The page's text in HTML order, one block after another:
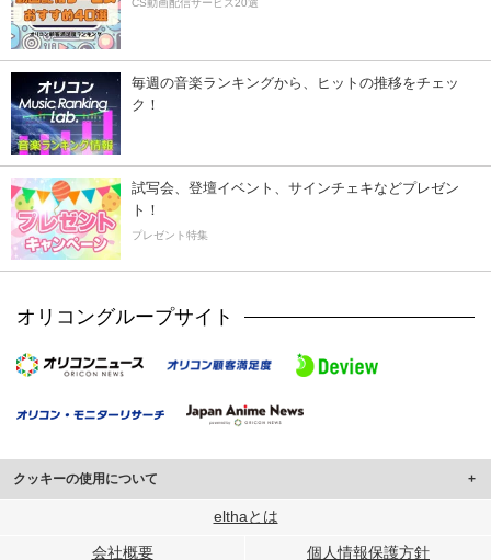
CS動画配信サービス20選
毎週の音楽ランキングから、ヒットの推移をチェッ
ク！
試写会、登壇イベント、サインチェキなどプレゼン
ト！
プレゼント特集
オリコングループサイト
クッキーの使用について
このサイトでは Cookie を使用して、ユーザーに合わせたコンテンツや広告の
行っています。
elthaとは
会社概要 個人情報保護方針